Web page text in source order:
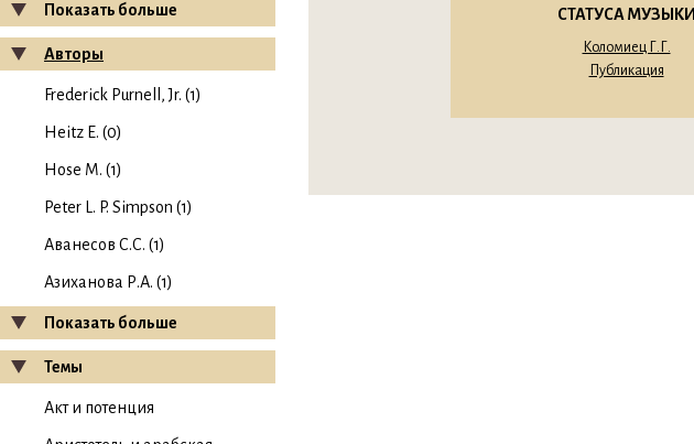
Показать больше
Авторы
Frederick Purnell, Jr. (1)
Heitz E. (0)
Hose M. (1)
Peter L. P. Simpson (1)
Аванесов С.С. (1)
Азиханова Р.А. (1)
Показать больше
Темы
Акт и потенция
СТАТУСА МУЗЫКИ
Коломиец Г.Г.
Публикация